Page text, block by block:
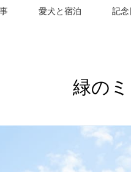
愛犬と宿泊 記念
緑の